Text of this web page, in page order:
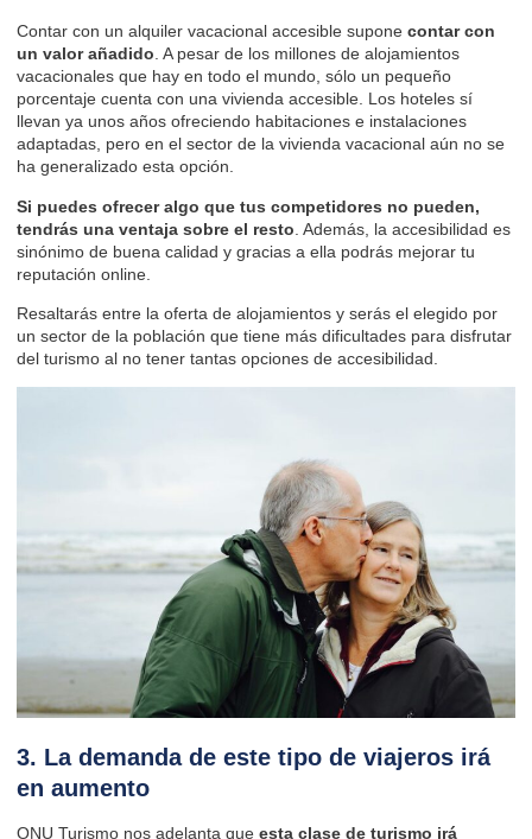
Contar con un alquiler vacacional accesible supone contar con
un valor añadido. A pesar de los millones de alojamientos
vacacionales que hay en todo el mundo, sólo un pequeño
porcentaje cuenta con una vivienda accesible. Los hoteles sí
llevan ya unos años ofreciendo habitaciones e instalaciones
adaptadas, pero en el sector de la vivienda vacacional aún no se
ha generalizado esta opción.
Si puedes ofrecer algo que tus competidores no pueden,
tendrás una ventaja sobre el resto . Además, la accesibilidad es
sinónimo de buena calidad y gracias a ella podrás mejorar tu
reputación online
Resaltarás entre la oferta de alojamientos y serás el elegido por
un sector de la población que tiene más dificultades para disfrutar
del turismo al no tener tantas opciones de accesibilidad.
3. La demanda de este tipo de viajeros irá
en aumento
ONU Turismo nos adelanta que esta clase de turismo irá